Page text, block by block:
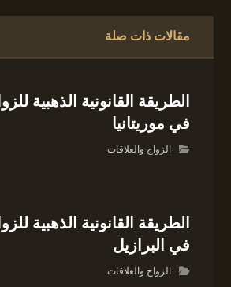
مقالات ذات صلة
الطريقة القانونية الذهبية
في موريتانيا
الزواج والعلاقات
الطريقة القانونية الذهبية
في البرازيل
الزواج والعلاقات